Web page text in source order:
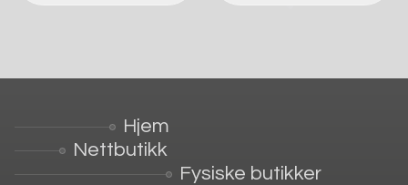
Hjem
Nettbutikk
Fysiske butikker